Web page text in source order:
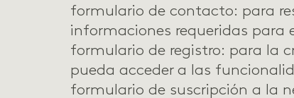
formulario de contacto: para
informaciones requeridas para
formulario de registro: para la
pueda acceder a las
formulario de suscripción a la